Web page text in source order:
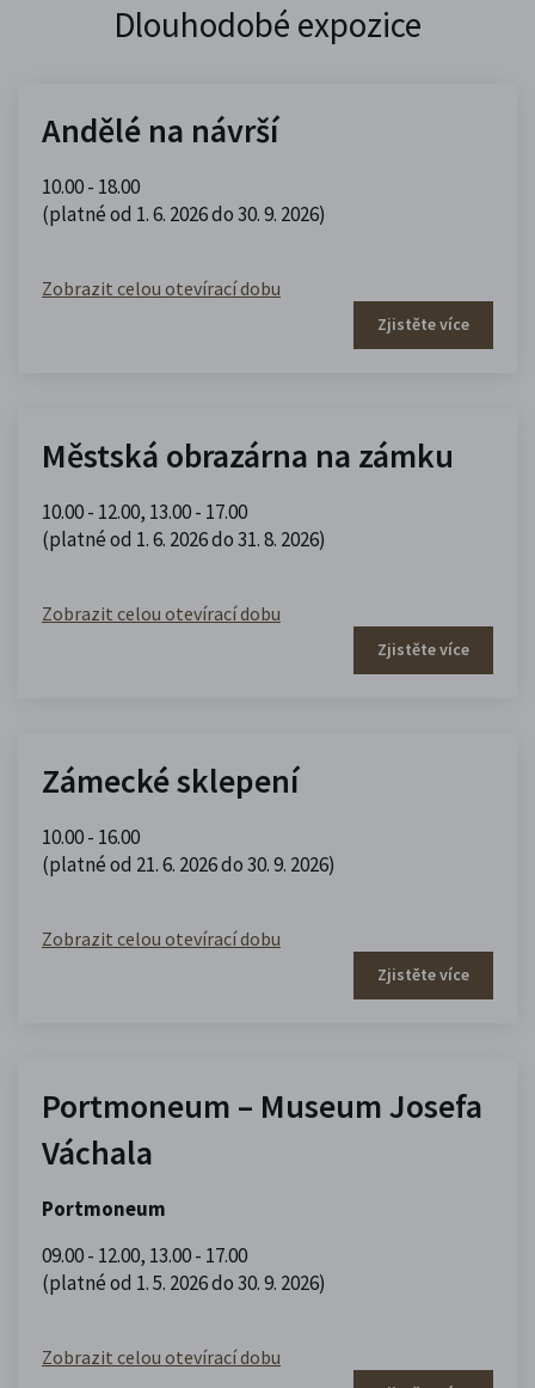
Dlouhodobé expozice
Andělé na návrší
10.00 - 18.00
(platné od 1. 6. 2026 do 30. 9. 2026)
Zobrazit celou otevírací dobu
Zjistěte více
Městská obrazárna na zámku
10.00 - 12.00, 13.00 - 17.00
(platné od 1. 6. 2026 do 31. 8. 2026)
Zobrazit celou otevírací dobu
Zjistěte více
Zámecké sklepení
10.00 - 16.00
(platné od 21. 6. 2026 do 30. 9. 2026)
Zobrazit celou otevírací dobu
Zjistěte více
Portmoneum – Museum Josefa
Váchala
Portmoneum
09.00 - 12.00, 13.00 - 17.00
(platné od 1. 5. 2026 do 30. 9. 2026)
Zobrazit celou otevírací dobu